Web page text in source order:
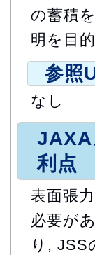
の蓄積
明を目
参照
なし
JAXA
利点
表面張
必要が
り, JSS